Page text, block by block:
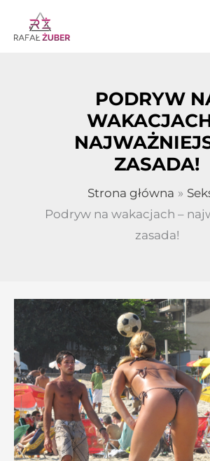
Przejdź
do
PODRYW
ZASADA!
Strona główna
Podryw na wakacjach –
zasada!